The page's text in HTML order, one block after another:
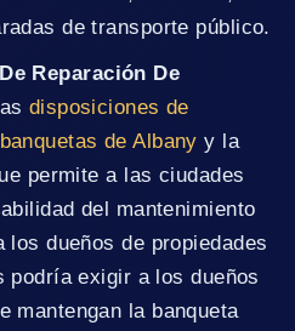
de transporte público.
disposiciones de
de Albany y la
permite a las ciudades
del mantenimiento
los dueños de propiedades
podría exigir a los dueños
mantengan la banqueta